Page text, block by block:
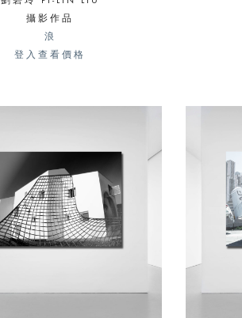
攝影作品
浪
登入查看價格